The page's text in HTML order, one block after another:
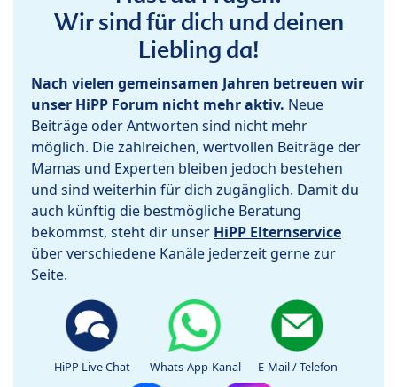
Wir sind für dich und deinen
Liebling da!
Nach vielen gemeinsamen Jahren betreuen wir
unser HiPP Forum nicht mehr aktiv. Neue
Beiträge oder Antworten sind nicht mehr
möglich. Die zahlreichen, wertvollen Beiträge der
Mamas und Experten bleiben jedoch bestehen
und sind weiterhin für dich zugänglich. Damit du
auch künftig die bestmögliche Beratung
bekommst, steht dir unser HiPP Elternservice
über verschiedene Kanäle jederzeit gerne zur
Seite.
HiPP Live Chat Whats-App-Kanal E-Mail / Telefon